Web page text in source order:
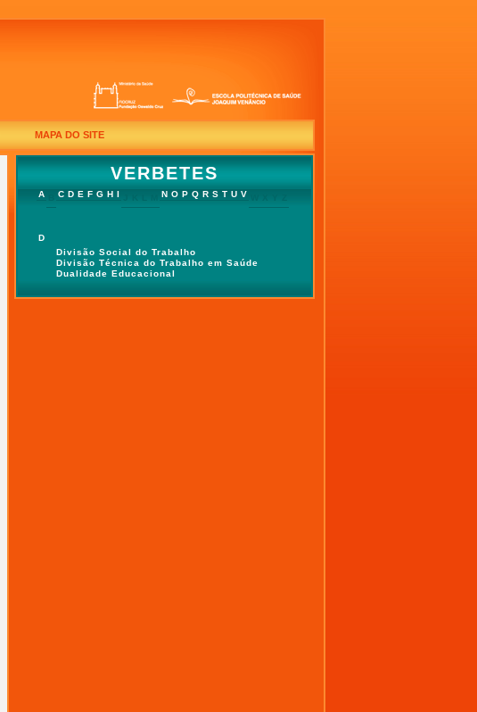
MAPA DO SITE
VERBETES
A C D E F G H I N O P Q R S T U V
D
Divisão Social do Trabalho
Divisão Técnica do Trabalho em Saúde
Dualidade Educacional